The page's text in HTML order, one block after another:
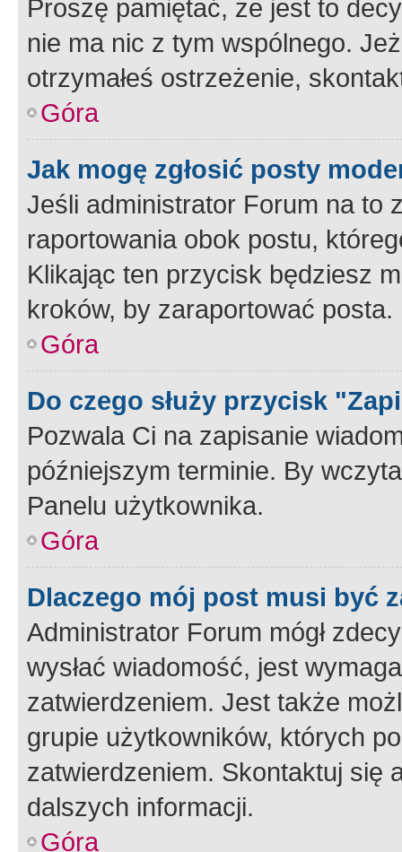
Proszę pamiętać, że jest to
nie ma nic z tym wspólnego.
otrzymałeś ostrzeżenie,
Góra
Jak mogę zgłosić posty
Jeśli administrator Forum na to
raportowania obok postu,
Klikając ten przycisk będziesz
kroków, by zaraportować posta.
Góra
Do czego służy przycisk
Pozwala Ci na zapisanie
późniejszym terminie. By
Panelu użytkownika.
Góra
Dlaczego mój post musi być
Administrator Forum mógł
wysłać wiadomość, jest
zatwierdzeniem. Jest także
grupie użytkowników, których
zatwierdzeniem. Skontaktuj się
dalszych informacji.
Góra